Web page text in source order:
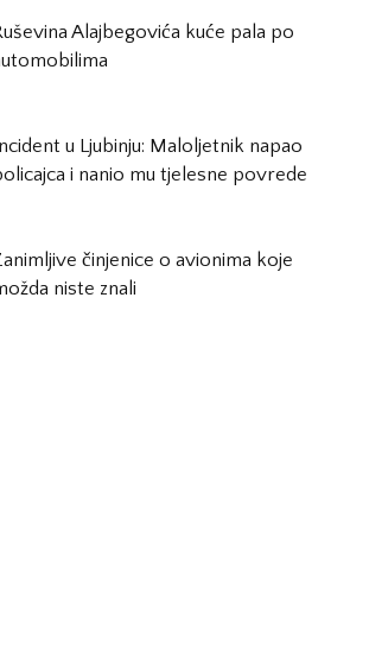
Alajbegovića kuće pala po
u Ljubinju: Maloljetnik napao
i nanio mu tjelesne povrede
činjenice o avionima koje
niste znali